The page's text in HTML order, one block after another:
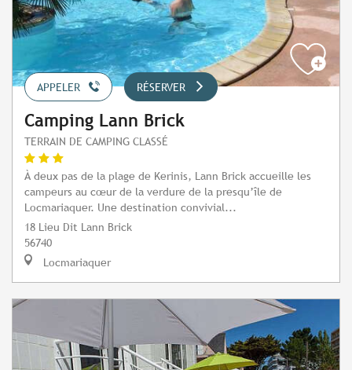
APPELER RÉSERVER
Camping Lann Brick
TERRAIN DE CAMPING CLASSÉ
À deux pas de la plage de Kerinis, Lann Brick accueille les
campeurs au cœur de la verdure de la presqu’île de
Locmariaquer. Une destination convivial...
18 Lieu Dit Lann Brick
56740
Locmariaquer